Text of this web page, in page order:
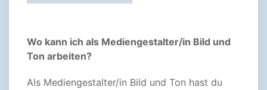
Wo kann ich als Mediengestalter/in Bild und
Ton arbeiten?
Als Mediengestalter/in Bild und Ton hast du